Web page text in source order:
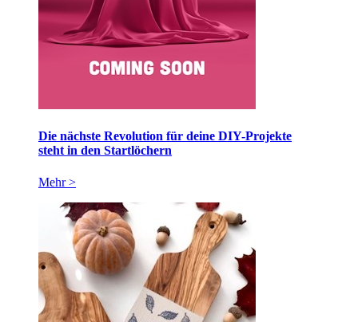
Die nächste Revolution für deine DIY-Projekte
steht in den Startlöchern
Mehr >